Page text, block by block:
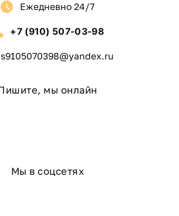
Ежедневно 24/7
+7 (910) 507-03-98
s9105070398@yandex.ru
мы онлайн
Мы в соцсетях